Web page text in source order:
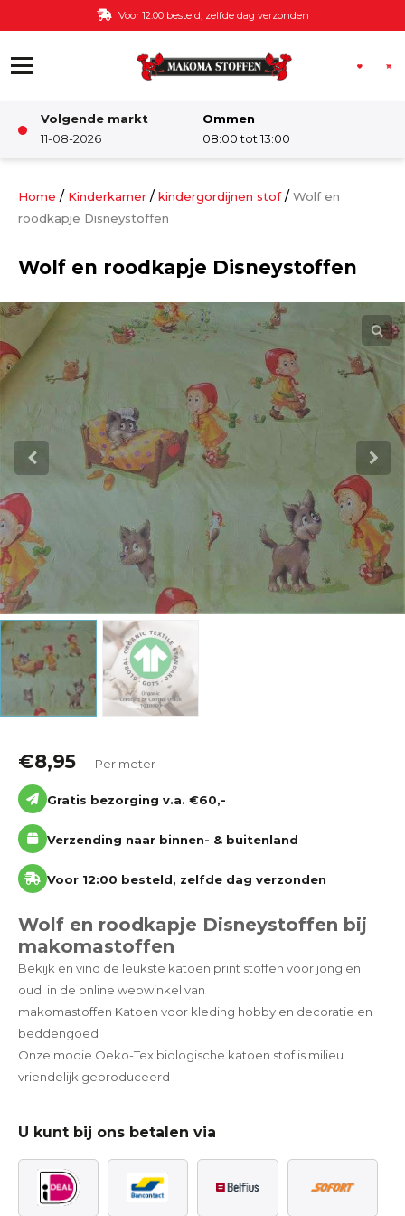
Ga naar de inhoud Voor 12:00 besteld, zelfde dag verzonden
Volgende markt
11-08-2026
Ommen
08:00 tot 13:00
Damesstoffen
Kinderstoffen
Katoen
Grootverbruik
Tijdpakker stof
Home / Kinderkamer / kindergordijnen stof/ Wolf en
roodkapje Disneystoffen
Wolf en roodkapje Disneystoffen
€8,95 Per meter
Gratis bezorging v.a. €60,-
Verzending naar binnen- & buitenland
Voor 12:00 besteld, zelfde dag verzonden
Wolf en roodkapje Disneystoffen bij
makomastoffen
Bekijk en vind de leukste katoen print stoffen voor jong en
oud in de online webwinkel van
makomastoffen Katoen voor kleding hobby en decoratie en
beddengoed
Onze mooie Oeko-Tex biologische katoen stof is milieu
vriendelijk geproduceerd
U kunt bij ons betalen via